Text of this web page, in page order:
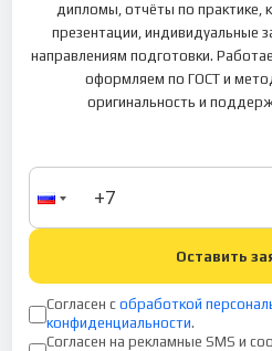
дипломы, отчёты по практике,
презентации, индивидуальные
направлениям подготовки.
оформляем по ГОСТ и
оригинальность и
Оставить
Согласен с обработкой
конфиденциальности.
Согласен на рекламные SMS и